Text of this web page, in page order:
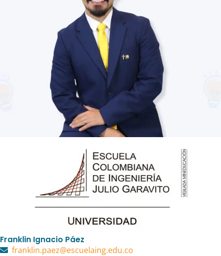
Franklin Ignacio Páez
franklin.paez@escuelaing.edu.co